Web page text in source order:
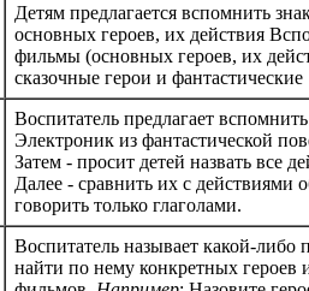
Детям предлагается вспомнить
основных героев, их действия
фильмы (основных героев, их
сказочные герои и фантастические
Воспитатель предлагает вспомнить
Электроник из фантастической
Затем - просит детей назвать все
Далее - сравнить их с действиями
говорить только глаголами.
Воспитатель называет какой-либо
найти по нему конкретных героев